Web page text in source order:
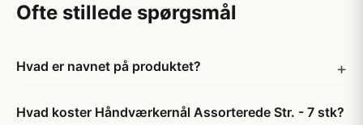
Ofte stillede spørgsmål
Hvad er navnet på produktet?
Hvad koster Håndværkernål Assorterede Str. - 7 stk?